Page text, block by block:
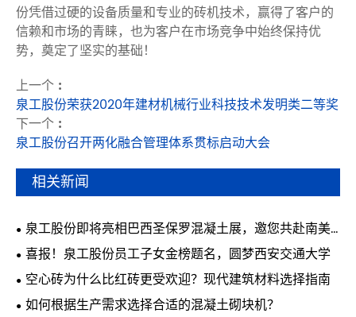
份凭借过硬的设备质量和专业的砖机技术，赢得了客户的
信赖和市场的青睐，也为客户在市场竞争中始终保持优
势，奠定了坚实的基础！
上一个 :
泉工股份荣获2020年建材机械行业科技技术发明类二等奖
下一个 :
泉工股份召开两化融合管理体系贯标启动大会
相关新闻
泉工股份即将亮相巴西圣保罗混凝土展，邀您共赴南美
行业盛会
喜报！泉工股份员工子女金榜题名，圆梦西安交通大学
空心砖为什么比红砖更受欢迎？现代建筑材料选择指南
如何根据生产需求选择合适的混凝土砌块机？